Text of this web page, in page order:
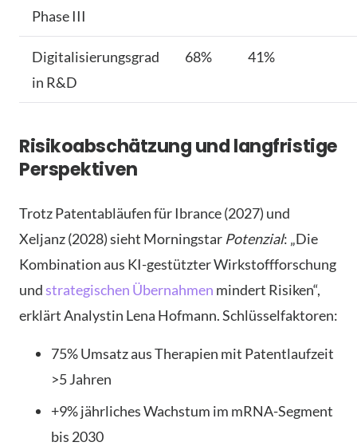
Phase III
Digitalisierungsgrad
in R&D
68% 41%
Risikoabschätzung und langfristige
Perspektiven
Trotz Patentabläufen für Ibrance (2027) und
Xeljanz (2028) sieht Morningstar Potenzial: „Die
Kombination aus KI-gestützter Wirkstoffforschung
undstrategischen Übernahmen mindert Risiken“,
erklärt Analystin Lena Hofmann. Schlüsselfaktoren:
75% Umsatz aus Therapien mit Patentlaufzeit
>5 Jahren
+9% jährliches Wachstum im mRNA-Segment
bis 2030